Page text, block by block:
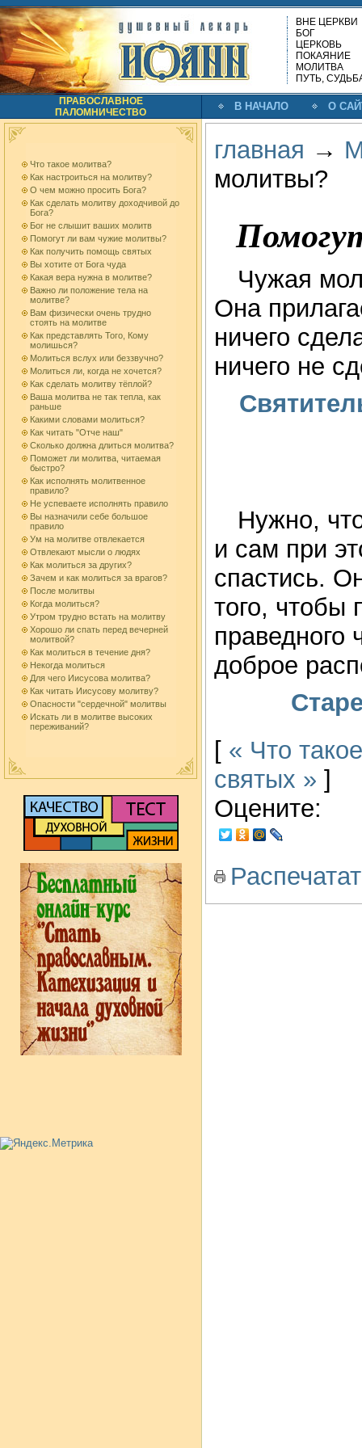
ВНЕ ЦЕРКВИ
БОГ
ЦЕРКОВЬ
ПОКАЯНИЕ
МОЛИТВА
ПУТЬ,
ПРАВОСЛАВНОЕ
ПАЛОМНИЧЕСТВО
В НАЧАЛО О
Что такое молитва?
Как настроиться на молитву?
О чем можно просить Бога?
Как сделать молитву доходчивой до
Бога?
Бог не слышит ваших молитв
Помогут ли вам чужие молитвы?
Как получить помощь святых
Вы хотите от Бога чуда
Какая вера нужна в молитве?
Важно ли положение тела на
молитве?
Вам физически очень трудно
стоять на молитве
Как представлять Того, Кому
молишься?
Молиться вслух или беззвучно?
Молиться ли, когда не хочется?
Как сделать молитву тёплой?
Ваша молитва не так тепла, как
раньше
Какими словами молиться?
Как читать "Отче наш"
Сколько должна длиться молитва?
Поможет ли молитва, читаемая
быстро?
Как исполнять молитвенное
правило?
Не успеваете исполнять правило
Вы назначили себе большое
правило
Ум на молитве отвлекается
Отвлекают мысли о людях
Как молиться за других?
Зачем и как молиться за врагов?
После молитвы
Когда молиться?
Утром трудно встать на молитву
Хорошо ли спать перед вечерней
молитвой?
Как молиться в течение дня?
Некогда молиться
Для чего Иисусова молитва?
Как читать Иисусову молитву?
Опасности "сердечной" молитвы
Искать ли в молитве высоких
переживаний?
главная →
молитвы?
Чужая
Она
ничего
ничего не
Нужно,
и сам при
спастись.
того, чтобы
праведного
доброе
[ « Что
святых » ]
Оцените: